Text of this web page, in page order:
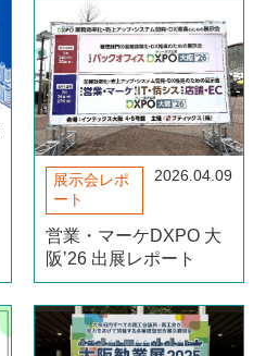
展示会レポ
ート
2026.04.09
営業・マーケDXPO 大
阪ʼ26 出展レポート